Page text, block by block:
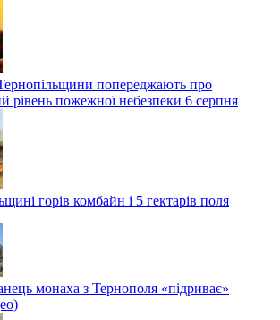
попереджають про
рівень пожежної небезпеки 6 серпня
горів комбайн і 5 гектарів поля
монаха з Тернополя «підриває»